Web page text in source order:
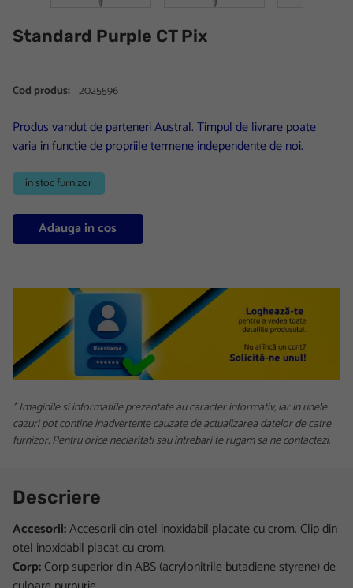
Standard Purple CT Pix
Cod produs: 2025596
Produs vandut de parteneri Austral. Timpul de livrare poate
varia in functie de propriile termene independente de noi.
in stoc furnizor
Adauga in cos
* Imaginile si informatiile prezentate au caracter informativ, iar in unele
cazuri pot contine inadvertente cauzate de actualizarea datelor de catre
furnizor. Pentru orice neclaritati sau intrebari te rugam sa ne contactezi.
Descriere
Accesorii:Accesorii din otel inoxidabil placate cu crom. Clip din
otel inoxidabil placat cu crom.
Corp:Corp superior din ABS (acrylonitrile butadiene styrene) de